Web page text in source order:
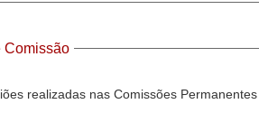
Comissão
realizadas nas Comissões